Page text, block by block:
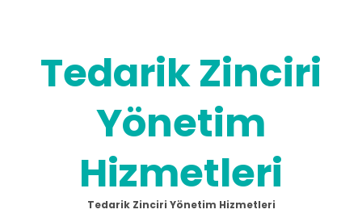
Tedarik Zinciri
Yönetim
Hizmetleri
Tedarik Zinciri Yönetim Hizmetleri